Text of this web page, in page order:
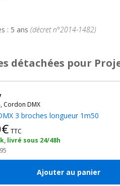
: 5 ans (décret n°2014-1482)
détachées pour
Cordon DMX
3 broches longueur 1m50
TTC
livré sous 24/48h
Ajouter au panier